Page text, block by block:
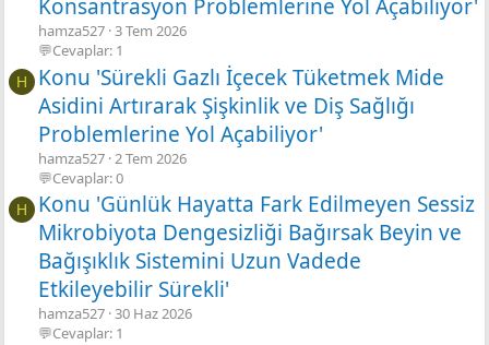
Konsantrasyon Problemlerine Yol Açabiliyor'
hamza527 3 Tem 2026
💬Cevaplar: 1
H
Konu 'Sürekli Gazlı İçecek Tüketmek Mide
Asidini Artırarak Şişkinlik ve Diş Sağlığı
Problemlerine Yol Açabiliyor'
hamza527 2 Tem 2026
💬Cevaplar: 0
H
Konu 'Günlük Hayatta Fark Edilmeyen Sessiz
Mikrobiyota Dengesizliği Bağırsak Beyin ve
Bağışıklık Sistemini Uzun Vadede
Etkileyebilir Sürekli'
hamza527 30 Haz 2026
💬Cevaplar: 1